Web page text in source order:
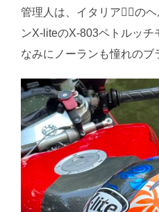
管理人は、イタリアの
ンX-liteのX-803ペトルッチ
なみにノーランも憧れのブ